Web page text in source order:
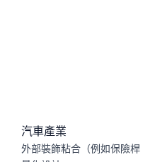
汽車產業
外部裝飾粘合（例如保險